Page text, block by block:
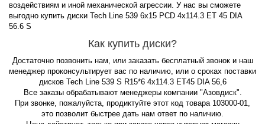
воздействиям и иной механической агрессии. У нас вы сможете
выгодно купить диски Tech Line 539 6x15 PCD 4x114.3 ET 45 DIA
56.6 S
Как купить диски?
Достаточно позвонить нам, или заказать бесплатный звонок и наш
менеджер проконсультирует вас по наличию, или о сроках поставки
дисков Tech Line 539 S R15*6 4x114.3 ET45 DIA 56,6
Все заказы обрабатывают менеджеры компании "Азовдиск".
При звонке, пожалуйста, продиктуйте этот код товара 103000-01,
это позволит быстрее дать нам ответ по наличию.